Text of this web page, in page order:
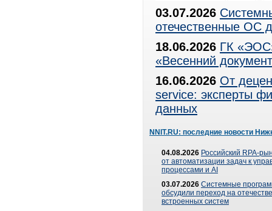
03.07.2026
отечественные ОС
18.06.2026 ГК
«Весенний
16.06.2026 От
service: эксперты
данных
NNIT.RU: последние новости
04.08.2026 Российский RPA-
от автоматизации задач к
процессами и AI
03.07.2026 Системные
обсудили переход на
встроенных систем